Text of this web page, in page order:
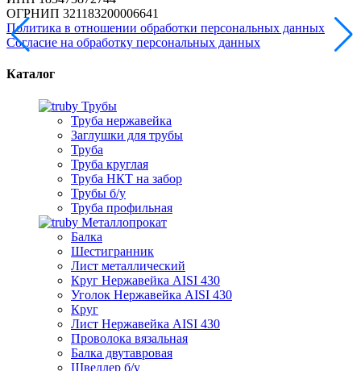
ОГРНИП 321183200006641
Политика в отношении обработки персональных данных
Согласие на обработку персональных данных
Каталог
Трубы
Труба нержавейка
Заглушки для трубы
Труба
Труба круглая
Труба НКТ на забор
Трубы б/у
Труба профильная
Металлопрокат
Балка
Шестигранник
Лист металлический
Круг Нержавейка AISI 430
Уголок Нержавейка AISI 430
Круг
Лист Нержавейка AISI 430
Проволока вязальная
Балка двутавровая
Швеллер б/у